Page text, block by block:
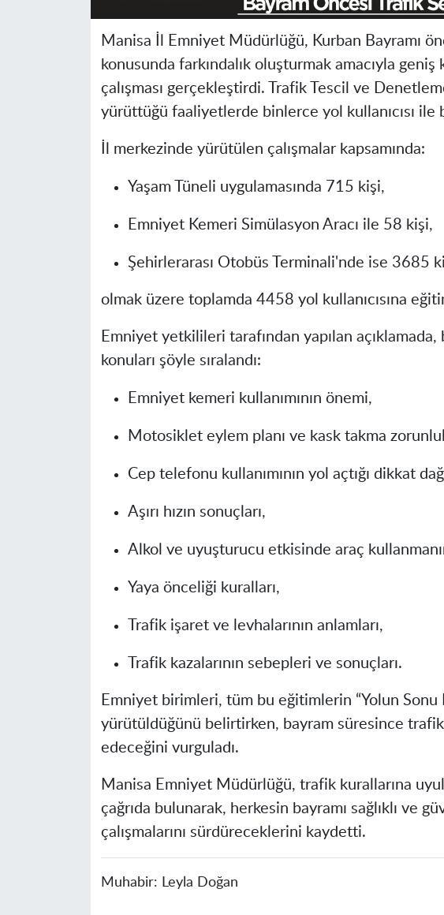
Manisa İl Emniyet Müdürlüğü, Kurban Bayramı
konusunda farkındalık oluşturmak amacıyla
çalışması gerçekleştirdi. Trafik Tescil ve
yürüttüğü faaliyetlerde binlerce yol kullanıcısı ile
İl merkezinde yürütülen çalışmalar kapsamında:
Yaşam Tüneli uygulamasında 715 kişi,
Emniyet Kemeri Simülasyon Aracı ile 58 kişi,
Şehirlerarası Otobüs Terminali'nde ise 3685
olmak üzere toplamda 4458 yol kullanıcısına
Emniyet yetkilileri tarafından yapılan açıklamada,
konuları şöyle sıralandı:
Emniyet kemeri kullanımının önemi,
Motosiklet eylem planı ve kask takma
Cep telefonu kullanımının yol açtığı dikkat
Aşırı hızın sonuçları,
Alkol ve uyuşturucu etkisinde araç
Yaya önceliği kuralları,
Trafik işaret ve levhalarının anlamları,
Trafik kazalarının sebepleri ve sonuçları.
Emniyet birimleri, tüm bu eğitimlerin “Yolun
yürütüldüğünü belirtirken, bayram süresince
edeceğini vurguladı.
Manisa Emniyet Müdürlüğü, trafik kurallarına
çağrıda bulunarak, herkesin bayramı sağlıklı ve
çalışmalarını sürdüreceklerini kaydetti.
Muhabir: Leyla Doğan